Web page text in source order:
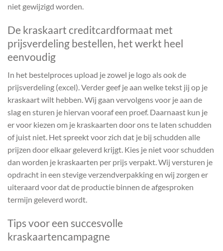
niet gewijzigd worden.
De kraskaart creditcardformaat met
prijsverdeling bestellen, het werkt heel
eenvoudig
In het bestelproces upload je zowel je logo als ook de
prijsverdeling (excel). Verder geef je aan welke tekst jij op je
kraskaart wilt hebben. Wij gaan vervolgens voor je aan de
slag en sturen je hiervan vooraf een proef. Daarnaast kun je
er voor kiezen om je kraskaarten door ons te laten schudden
of juist niet. Het spreekt voor zich dat je bij schudden alle
prijzen door elkaar geleverd krijgt. Kies je niet voor schudden
dan worden je kraskaarten per prijs verpakt. Wij versturen je
opdracht in een stevige verzendverpakking en wij zorgen er
uiteraard voor dat de productie binnen de afgesproken
termijn geleverd wordt.
Tips voor een succesvolle
kraskaartencampagne